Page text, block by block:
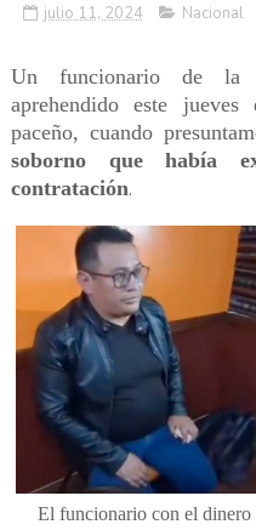
julio 11, 2024 Nacional
Un funcionario de la
aprehendido este
paceño, cuando
soborno que había
contratación.
El funcionario con el dinero